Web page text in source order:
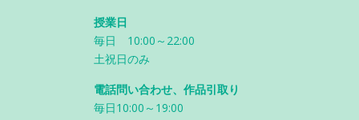
授業日
毎日 10:00～22:00
土祝日のみ
電話問い合わせ、作品引取り
毎日10:00～19:00